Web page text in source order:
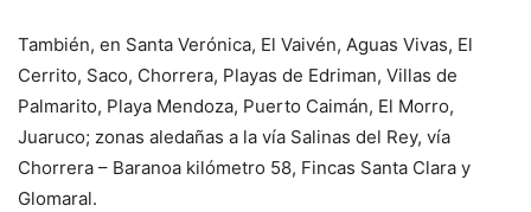
También, en Santa Verónica, El Vaivén, Aguas Vivas, El
Cerrito, Saco, Chorrera, Playas de Edriman, Villas de
Palmarito, Playa Mendoza, Puerto Caimán, El Morro,
Juaruco; zonas aledañas a la vía Salinas del Rey, vía
Chorrera – Baranoa kilómetro 58, Fincas Santa Clara y
Glomaral.